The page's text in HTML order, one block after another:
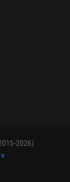
2026)